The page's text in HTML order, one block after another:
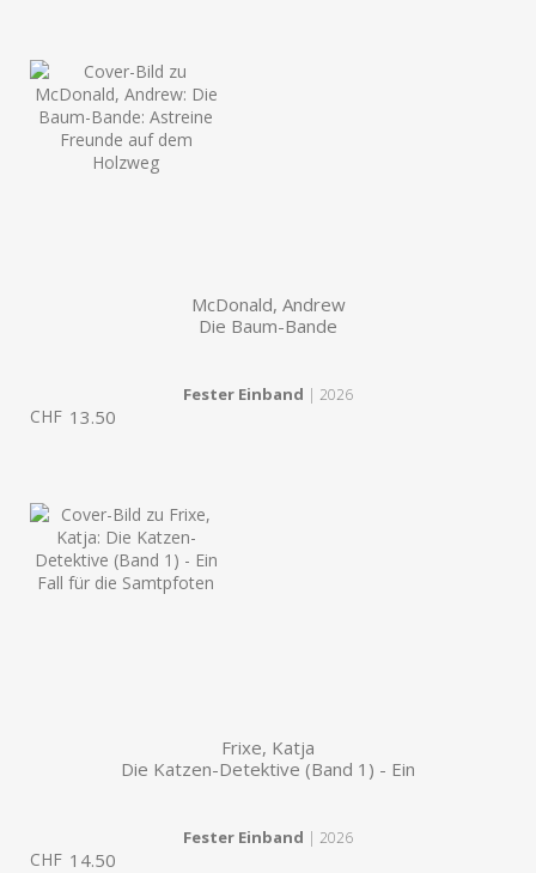
McDonald, Andrew
Die Baum-Bande
Fester Einband | 2026
CHF 13.50
Frixe, Katja
Die Katzen-Detektive (Band 1) - Ein
Fester Einband | 2026
CHF 14.50